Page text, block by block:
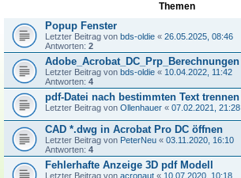
Themen
Popup Fenster
Letzter Beitrag von bds-oldie « 26.05.2025, 08:46
Antworten: 2
Adobe_Acrobat_DC_Prp_Berechnungen
Letzter Beitrag von bds-oldie « 10.04.2022, 11:42
Antworten: 4
pdf-Datei nach bestimmten Text trennen
Letzter Beitrag von Ollenhauer « 07.02.2021, 21:28
CAD *.dwg in Acrobat Pro DC öffnen
Letzter Beitrag von PeterNeu « 03.11.2020, 16:10
Antworten: 4
Fehlerhafte Anzeige 3D pdf Modell
Letzter Beitrag von acronaut « 10.07.2020, 10:18